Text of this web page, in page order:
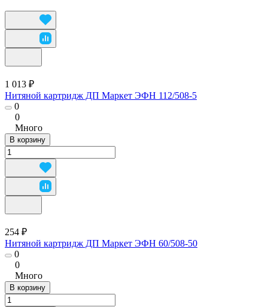
1 013 ₽
Нитяной картридж ДП Маркет ЭФН 112/508-5
0
0
Много
В корзину
254 ₽
Нитяной картридж ДП Маркет ЭФН 60/508-50
0
0
Много
В корзину